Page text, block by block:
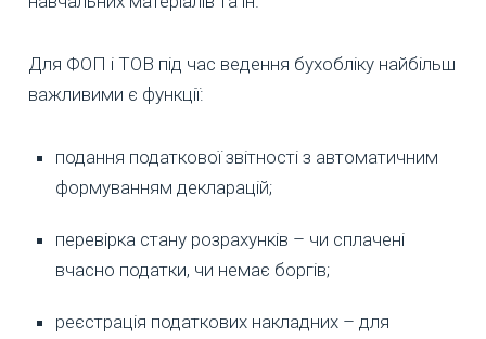
Для ФОП і ТОВ під час ведення бухобліку найбільш
важливими є функції:
подання податкової звітності з автоматичним
формуванням декларацій;
перевірка стану розрахунків – чи сплачені
вчасно податки, чи немає боргів;
реєстрація податкових накладних – для